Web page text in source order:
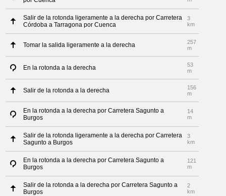
Salir de la rotonda ligeramente a la derecha por Carretera
Córdoba a Tarragona por Cuenca
3
km
Tomar la salida ligeramente a la derecha
257
m
En la rotonda a la derecha
53
m
Salir de la rotonda a la derecha
156
m
En la rotonda a la derecha por Carretera Sagunto a
Burgos
14
m
Salir de la rotonda ligeramente a la derecha por Carretera
Sagunto a Burgos
3
km
En la rotonda a la derecha por Carretera Sagunto a
Burgos
121
m
Salir de la rotonda a la derecha por Carretera Sagunto a
Burgos
2
km